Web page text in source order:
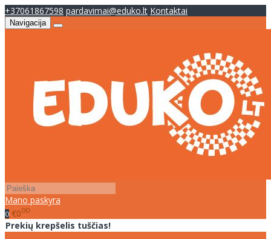
+37061867598 pardavimai@eduko.lt Kontaktai
Navigacija
Mano paskyra
0 €000
Prekių krepšelis tuščias!